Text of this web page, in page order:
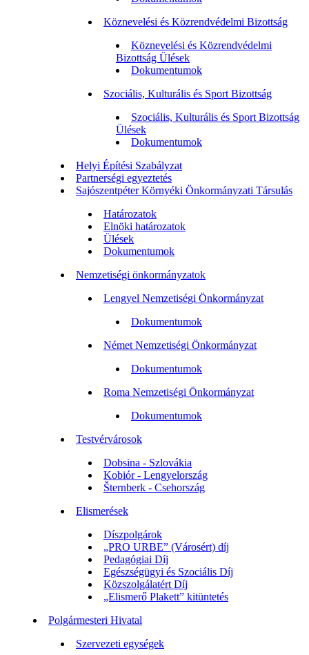
Köznevelési és Közrendvédelmi Bizottság
Köznevelési és Közrendvédelmi
Bizottság Ülések
Dokumentumok
Szociális, Kulturális és Sport Bizottság
Szociális, Kulturális és Sport Bizottság
Ülések
Dokumentumok
Helyi Építési Szabályzat
Partnerségi egyeztetés
Sajószentpéter Környéki Önkormányzati Társulás
Határozatok
Elnöki határozatok
Ülések
Dokumentumok
Nemzetiségi önkormányzatok
Lengyel Nemzetiségi Önkormányzat
Dokumentumok
Német Nemzetiségi Önkormányzat
Dokumentumok
Roma Nemzetiségi Önkormányzat
Dokumentumok
Testvérvárosok
Dobsina - Szlovákia
Kobiór - Lengyelország
Šternberk - Csehország
Elismerések
Díszpolgárok
„PRO URBE” (Városért) díj
Pedagógiai Díj
Egészségügyi és Szociális Díj
Közszolgálatért Díj
„Elismerő Plakett” kitüntetés
Polgármesteri Hivatal
Szervezeti egységek